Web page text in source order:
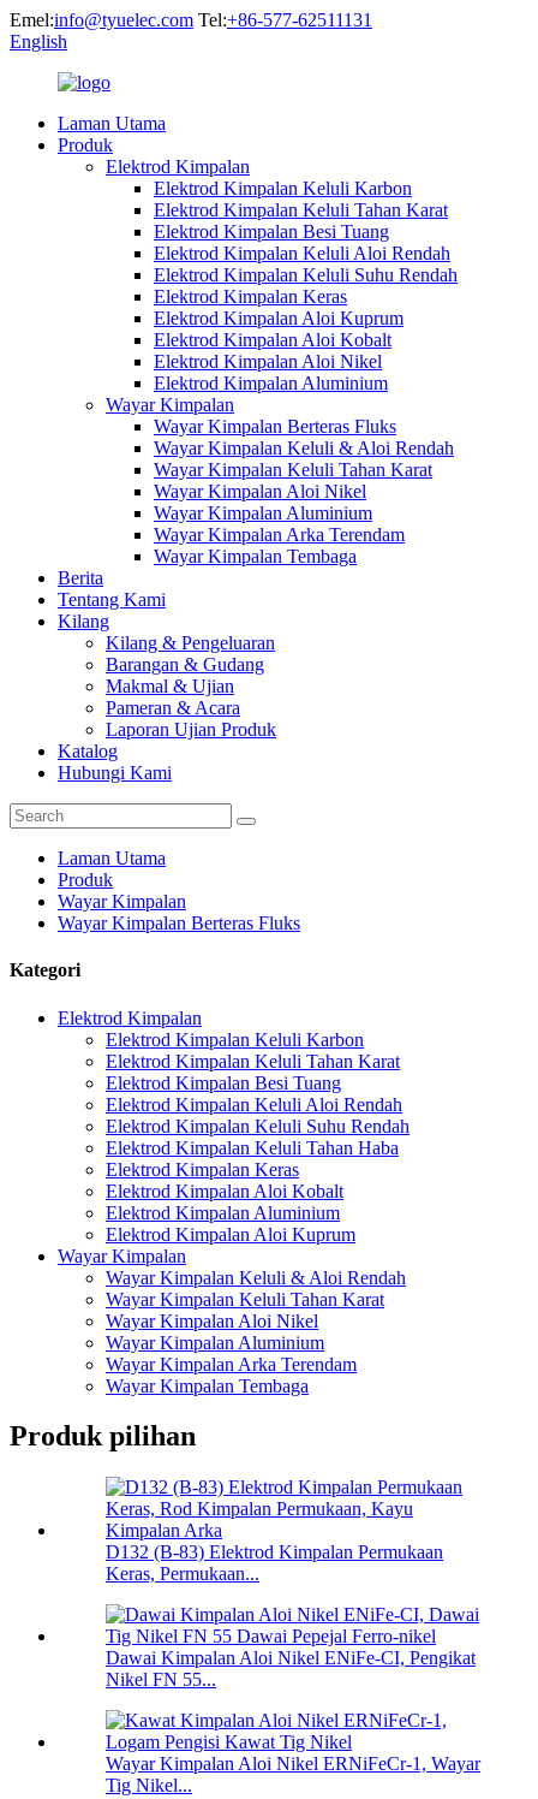
Emel:info@tyuelec.com Tel:+86-577-62511131
English
Laman Utama
Produk
Elektrod Kimpalan
Elektrod Kimpalan Keluli Karbon
Elektrod Kimpalan Keluli Tahan Karat
Elektrod Kimpalan Besi Tuang
Elektrod Kimpalan Keluli Aloi Rendah
Elektrod Kimpalan Keluli Suhu Rendah
Elektrod Kimpalan Keras
Elektrod Kimpalan Aloi Kuprum
Elektrod Kimpalan Aloi Kobalt
Elektrod Kimpalan Aloi Nikel
Elektrod Kimpalan Aluminium
Wayar Kimpalan
Wayar Kimpalan Berteras Fluks
Wayar Kimpalan Keluli & Aloi Rendah
Wayar Kimpalan Keluli Tahan Karat
Wayar Kimpalan Aloi Nikel
Wayar Kimpalan Aluminium
Wayar Kimpalan Arka Terendam
Wayar Kimpalan Tembaga
Berita
Tentang Kami
Kilang
Kilang & Pengeluaran
Barangan & Gudang
Makmal & Ujian
Pameran & Acara
Laporan Ujian Produk
Katalog
Hubungi Kami
Laman Utama
Produk
Wayar Kimpalan
Wayar Kimpalan Berteras Fluks
Kategori
Elektrod Kimpalan
Elektrod Kimpalan Keluli Karbon
Elektrod Kimpalan Keluli Tahan Karat
Elektrod Kimpalan Besi Tuang
Elektrod Kimpalan Keluli Aloi Rendah
Elektrod Kimpalan Keluli Suhu Rendah
Elektrod Kimpalan Keluli Tahan Haba
Elektrod Kimpalan Keras
Elektrod Kimpalan Aloi Kobalt
Elektrod Kimpalan Aluminium
Elektrod Kimpalan Aloi Kuprum
Wayar Kimpalan
Wayar Kimpalan Keluli & Aloi Rendah
Wayar Kimpalan Keluli Tahan Karat
Wayar Kimpalan Aloi Nikel
Wayar Kimpalan Aluminium
Wayar Kimpalan Arka Terendam
Wayar Kimpalan Tembaga
Produk pilihan
D132 (B-83) Elektrod Kimpalan Permukaan
Keras, Permukaan...
Dawai Kimpalan Aloi Nikel ENiFe-CI, Pengikat
Nikel FN 55...
Wayar Kimpalan Aloi Nikel ERNiFeCr-1, Wayar
Tig Nikel...